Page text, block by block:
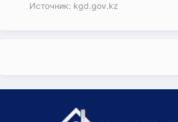
Источник: kgd.gov.kz